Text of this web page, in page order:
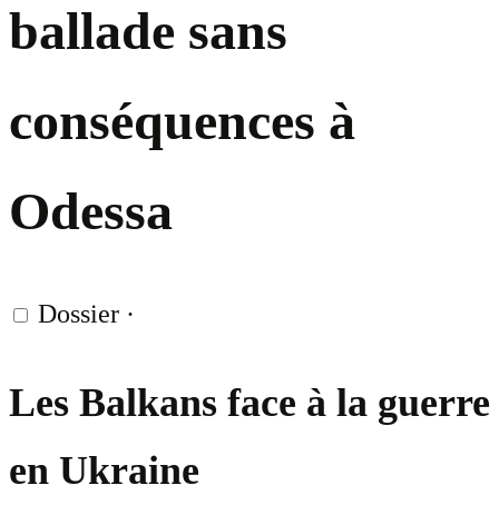
ballade sans
conséquences à
Odessa
Dossier ·
Les Balkans face à la guerre
en Ukraine